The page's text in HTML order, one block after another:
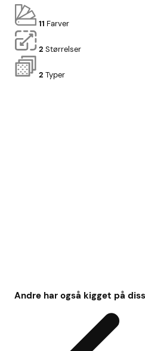
11 Farver
2 Størrelser
2 Typer
Andre har også kigget på